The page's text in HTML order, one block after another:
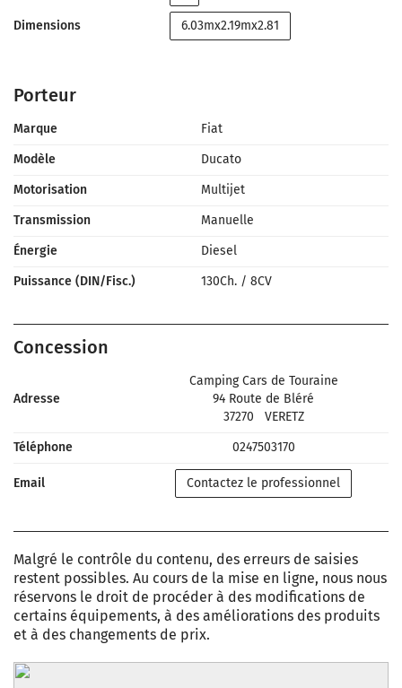
Dimensions 6.03mx2.19mx2.81
Porteur
Marque
Fiat
Modèle
Ducato
Motorisation
Multijet
Transmission
Manuelle
Énergie
Diesel
Puissance (DIN/Fisc.)
130Ch. / 8CV
Concession
Adresse
Camping Cars de Touraine
94 Route de Bléré
37270
VERETZ
Téléphone
0247503170
Email Contactez le professionnel
Malgré le contrôle du contenu, des erreurs de saisies
restent possibles. Au cours de la mise en ligne, nous nous
réservons le droit de procéder à des modifications de
certains équipements, à des améliorations des produits
et à des changements de prix.